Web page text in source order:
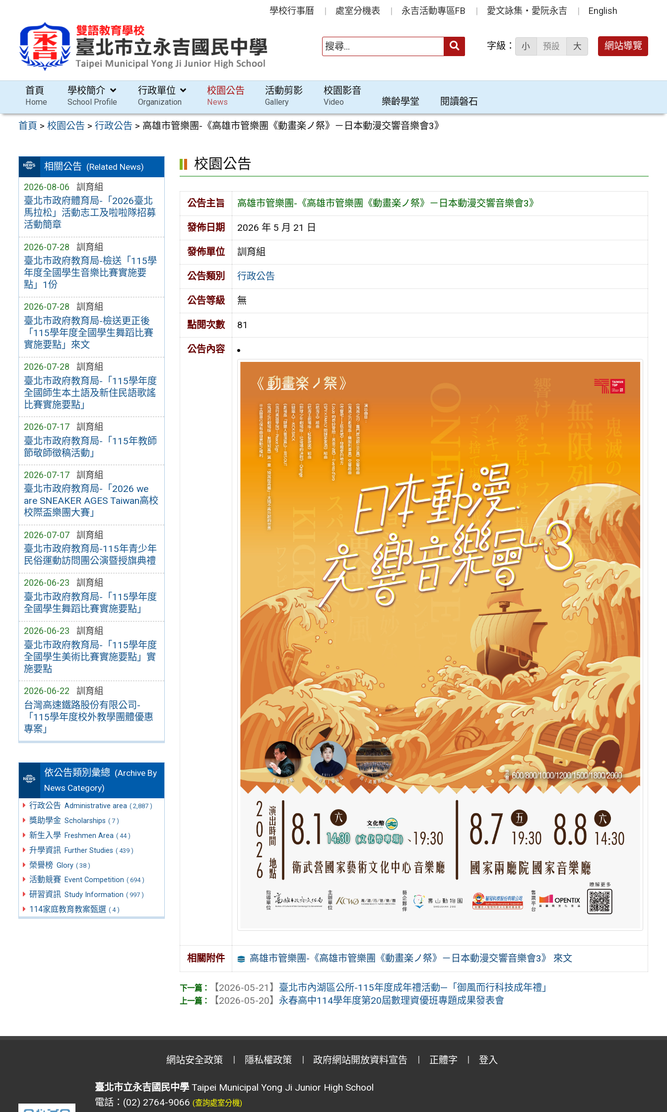
容
學校行事曆 處室分機表 永吉活動專區FB 愛文詠集‧愛阮永吉 English
送出 字級： 小 預設 大 網站導覽
首頁
Home
學校簡介
School Profile
行政單位
Organization
校園公告
News
活動剪影
Gallery
校園影音
Video 樂齡學堂 閱讀磐石
首頁 >校園公告 >行政公告 > 高雄市管樂團-《高雄市管樂團《動畫楽ノ祭》－日本動漫交響音樂會3》
相關公告 (Related News)
2026-08-06 訓育組
臺北市政府體育局-「2026臺北
馬拉松」活動志工及啦啦隊招募
活動簡章
2026-07-28 訓育組
臺北市政府教育局-檢送「115學
年度全國學生音樂比賽實施要
點」1份
2026-07-28 訓育組
臺北市政府教育局-檢送更正後
「115學年度全國學生舞蹈比賽
實施要點」來文
2026-07-28 訓育組
臺北市政府教育局-「115學年度
全國師生本土語及新住民語歌謠
比賽實施要點」
2026-07-17 訓育組
臺北市政府教育局-「115年教師
節敬師徵稿活動」
2026-07-17 訓育組
臺北市政府教育局-「2026 we
are SNEAKER AGES Taiwan高校
校際盃樂團大賽」
2026-07-07 訓育組
臺北市政府教育局-115年青少年
民俗運動訪問團公演暨授旗典禮
2026-06-23 訓育組
臺北市政府教育局-「115學年度
全國學生舞蹈比賽實施要點」
2026-06-23 訓育組
臺北市政府教育局-「115學年度
全國學生美術比賽實施要點」實
施要點
2026-06-22 訓育組
台灣高速鐵路股份有限公司-
「115學年度校外教學團體優惠
專案」
依公告類別彙總 (Archive By
News Category)
行政公告 Administrative area ( 2,887 )
獎助學金 Scholarships ( 7 )
新生入學 Freshmen Area ( 44 )
升學資訊 Further Studies ( 439 )
榮譽榜 Glory ( 38 )
活動競賽 Event Competition ( 694 )
研習資訊 Study Information ( 997 )
114家庭教育教案甄選 ( 4 )
校園公告
公告主旨 高雄市管樂團-《高雄市管樂團《動畫楽ノ祭》－日本動漫交響音樂會3》
發佈日期 2026 年 5 月 21 日
發佈單位 訓育組
公告類別 行政公告
公告等級 無
點閱次數 81
公告內容
相關附件 高雄市管樂團-《高雄市管樂團《動畫楽ノ祭》－日本動漫交響音樂會3》 來文
【2026-05-21】 臺北市內湖區公所-115年度成年禮活動—「御風而行科技成年禮」
【2026-05-20】 永春高中114學年度第20屆數理資優班專題成果發表會
網站安全政策 隱私權政策 政府網站開放資料宣告 正體字 登入
臺北市立永吉國民中學Taipei Municipal Yong Ji Junior High School
電話：(02) 2764-9066 (查詢處室分機)